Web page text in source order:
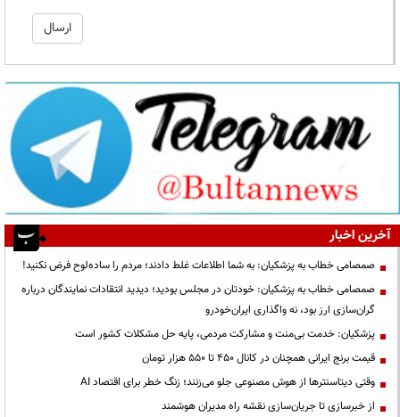
آخرین اخبار
صمصامی خطاب به پزشکیان: به شما اطلاعات غلط دادند؛ مردم را ساده‌لوح فرض نکنید!
صمصامی خطاب به پزشکیان: خودتان در مجلس بودید؛ دیدید انتقادات نمایندگان درباره
گران‌سازی ارز بود، نه واگذاری ایران‌خودرو
پزشکیان: خدمت بی‌منت و مشارکت مردمی، پایه حل مشکلات کشور است
قیمت‌ برنج ایرانی همچنان در کانال ۴۵۰ تا ۵۵۰ هزار تومان
وقتی دیتاسنترها از هوش مصنوعی جلو می‌زنند؛ زنگ خطر برای اقتصاد AI
از خبرسازی تا جریان‌سازی نقشه راه مدیران هوشمند